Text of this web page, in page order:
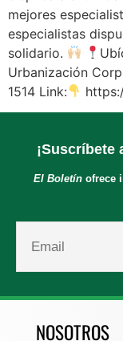
mejores
especialistas
solidario.
Urbanización
1514 Link:
El Boletínofrece
NOSOTROS